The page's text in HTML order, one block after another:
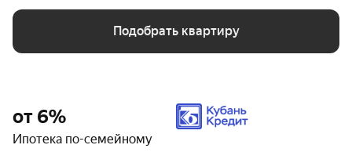
Подобрать квартиру
от 6%
Ипотека по-семейному